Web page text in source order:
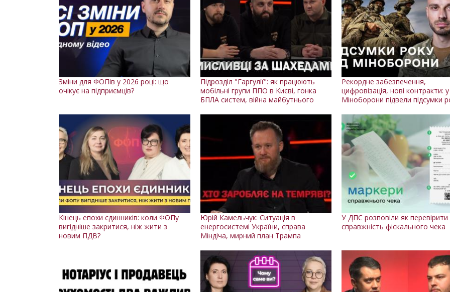
Зміни для ФОПів у 2026 році: що
очікує на підприємців?
Підрозділ "Гаргулії": як працюють
мобільні групи ППО в Києві, гонка
БПЛА систем, війна майбутнього
Рекордне забезпечення,
цифровізація, нові контракти: у
Міноборони підвели підсумки
Кінець епохи єдинників: коли ФОПу
вигідніше закритися, ніж жити з
новим ПДВ?
Юрій Камельчук: Ситуація в
енергосистемі України, справа
Міндіча, мирний план Трампа
У ДПС розповіли як перевірити
справжність фіскального чека